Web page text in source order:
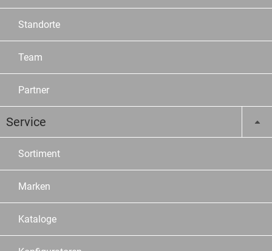
Standorte
Team
Partner
Service
Sortiment
Marken
Kataloge